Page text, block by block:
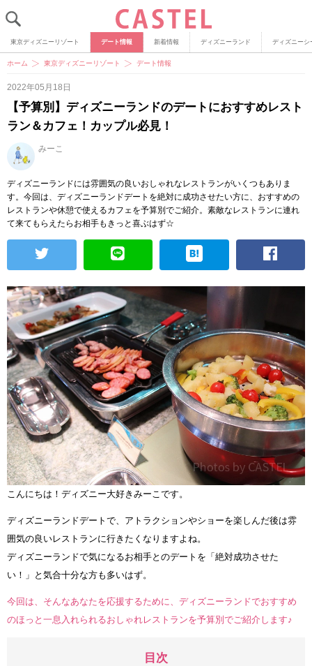
東京ディズニーリゾート デート情報 新着情報 ディズニーランド ディズニーシ
ホーム 東京ディズニーリゾート デート情報
2022年05月18日
【予算別】ディズニーランドのデートにおすすめレスト
ラン＆カフェ！カップル必見！
みーこ
ディズニーランドには雰囲気の良いおしゃれなレストランがいくつもありま
す。今回は、ディズニーランドデートを絶対に成功させたい方に、おすすめの
レストランや休憩で使えるカフェを予算別でご紹介。素敵なレストランに連れ
て来てもらえたらお相手もきっと喜ぶはず☆
こんにちは！ディズニー大好きみーこです。
ディズニーランドデートで、アトラクションやショーを楽しんだ後は雰
囲気の良いレストランに行きたくなりますよね。
ディズニーランドで気になるお相手とのデートを「絶対成功させた
い！」と気合十分な方も多いはず。
今回は、そんなあなたを応援するために、ディズニーランドでおすすめ
のほっと一息入れられるおしゃれレストランを予算別でご紹介します♪
目次